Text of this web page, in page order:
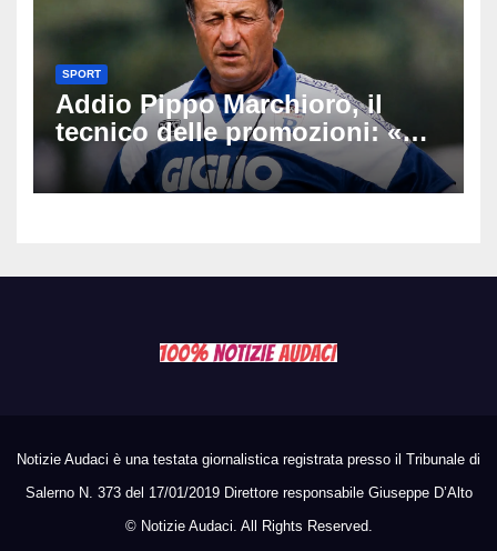
SPORT
Addio Pippo Marchioro, il
tecnico delle promozioni: «Ha
scritto pagine indimenticabili
del nostro calcio»
Notizie Audaci è una testata giornalistica registrata presso il Tribunale di
Salerno N. 373 del 17/01/2019 Direttore responsabile Giuseppe D’Alto
© Notizie Audaci. All Rights Reserved.